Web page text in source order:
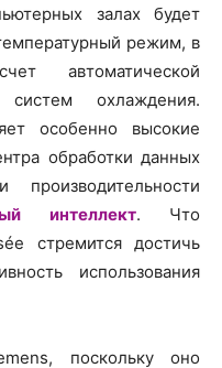
залах будет
режим, в
автоматической
систем охлаждения.
особенно высокие
обработки данных
интеллект. Что
стремится достичь
использования
поскольку оно